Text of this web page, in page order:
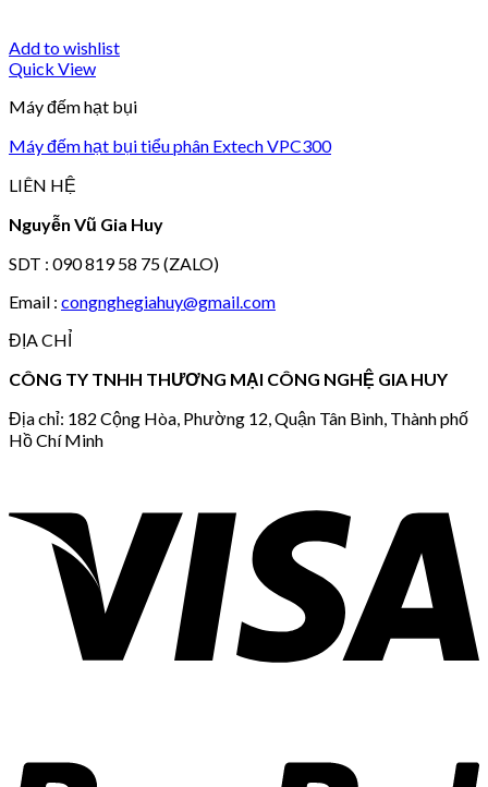
Add to wishlist
Quick View
Máy đếm hạt bụi
Máy đếm hạt bụi tiểu phân Extech VPC300
LIÊN HỆ
Nguyễn Vũ Gia Huy
SDT : 090 819 58 75 (ZALO)
Email : congnghegiahuy@gmail.com
ĐỊA CHỈ
CÔNG TY TNHH THƯƠNG MẠI CÔNG NGHỆ GIA HUY
Địa chỉ: 182 Cộng Hòa, Phường 12, Quận Tân Bình, Thành phố
Hồ Chí Minh